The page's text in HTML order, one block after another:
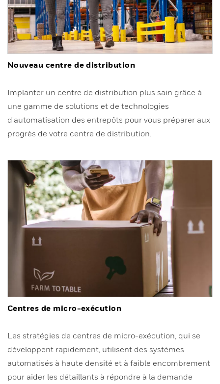
Nouveau centre de distribution
Implanter un centre de distribution plus sain grâce à
une gamme de solutions et de technologies
d'automatisation des entrepôts pour vous préparer aux
progrès de votre centre de distribution.
Centres de micro-exécution
Les stratégies de centres de micro-exécution, qui se
développent rapidement, utilisent des systèmes
automatisés à haute densité et à faible encombrement
pour aider les détaillants à répondre à la demande